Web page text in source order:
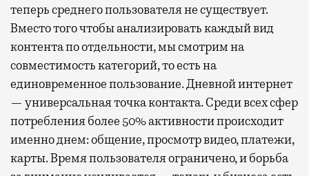
теперь среднего пользователя не существует.
Вместо того чтобы анализировать каждый вид
контента по отдельности, мы смотрим на
совместимость категорий, то есть на
единовременное пользование. Дневной интернет
— универсальная точка контакта. Среди всех сфер
потребления более 50% активности происходит
именно днем: общение, просмотр видео, платежи,
карты. Время пользователя ограничено, и борьба